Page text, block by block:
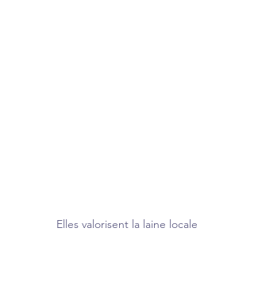
Elles valorisent la laine locale